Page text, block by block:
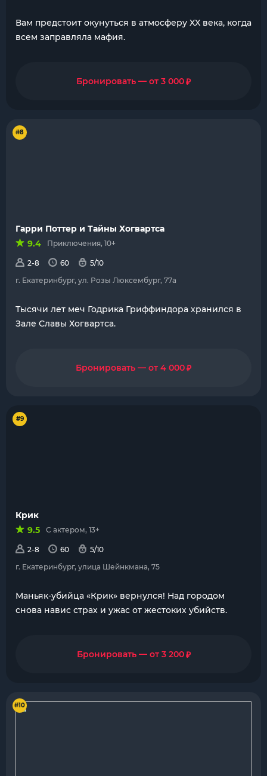
Вам предстоит окунуться в атмосферу XX века, когда
всем заправляла мафия.
Бронировать — от 3 000₽
#8
Гарри Поттер и Тайны Хогвартса
9.4
Приключения, 10+
2-8 60
5/10
г. Екатеринбург, ул. Розы Люксембург, 77а
Тысячи лет меч Годрика Гриффиндора хранился в
Зале Славы Хогвартса.
Бронировать — от 4 000₽
#9
Крик
9.5
С актером, 13+
2-8 60
5/10
г. Екатеринбург, улица Шейнкмана, 75
Маньяк-убийца «Крик» вернулся! Над городом
снова навис страх и ужас от жестоких убийств.
Бронировать — от 3 200₽
#10